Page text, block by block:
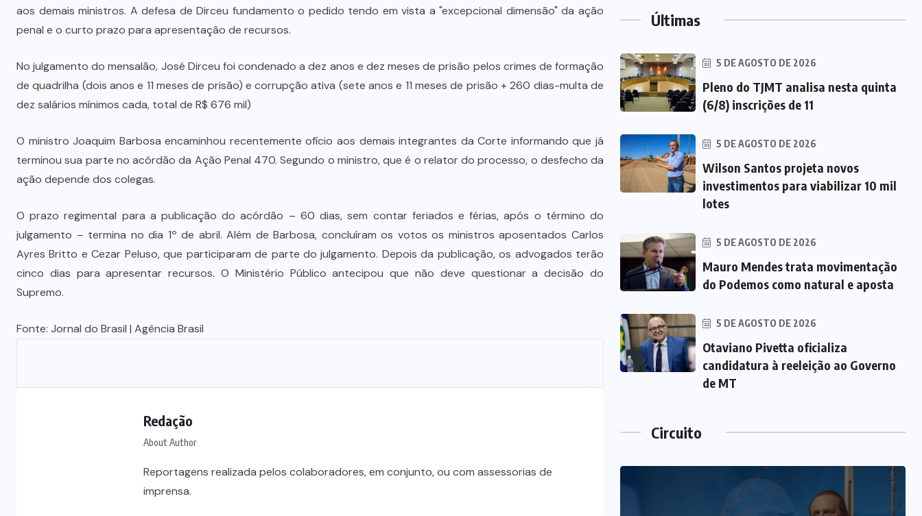
aos demais ministros. A defesa de Dirceu fundamento o pedido tendo em vista a "excepcional dimensão" da ação
penal e o curto prazo para apresentação de recursos.
No julgamento do mensalão, José Dirceu foi condenado a dez anos e dez meses de prisão pelos crimes de formação
de quadrilha (dois anos e 11 meses de prisão) e corrupção ativa (sete anos e 11 meses de prisão + 260 dias-multa de
dez salários mínimos cada, total de R$ 676 mil)
O ministro Joaquim Barbosa encaminhou recentemente ofício aos demais integrantes da Corte informando que já
terminou sua parte no acórdão da Ação Penal 470. Segundo o ministro, que é o relator do processo, o desfecho da
ação depende dos colegas.
O prazo regimental para a publicação do acórdão – 60 dias, sem contar feriados e férias, após o término do
julgamento – termina no dia 1º de abril. Além de Barbosa, concluíram os votos os ministros aposentados Carlos
Ayres Britto e Cezar Peluso, que participaram de parte do julgamento. Depois da publicação, os advogados terão
cinco dias para apresentar recursos. O Ministério Público antecipou que não deve questionar a decisão do
Supremo.
Fonte: Jornal do Brasil | Agência Brasil
Redação
About Author
Reportagens realizada pelos colaboradores, em conjunto, ou com assessorias de
imprensa.
Últimas
5 DE AGOSTO DE 2026
Pleno do TJMT analisa nesta quinta
(6/8) inscrições de 11
5 DE AGOSTO DE 2026
Wilson Santos projeta novos
investimentos para viabilizar 10 mil
lotes
5 DE AGOSTO DE 2026
Mauro Mendes trata movimentação
do Podemos como natural e aposta
5 DE AGOSTO DE 2026
Otaviano Pivetta oficializa
candidatura à reeleição ao Governo
de MT
Circuito